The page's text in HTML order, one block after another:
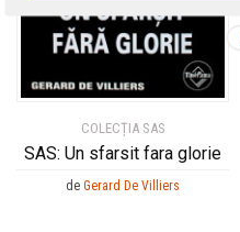
COLECȚIA SAS
SAS: Un sfarsit fara glorie
de Gerard De Villiers